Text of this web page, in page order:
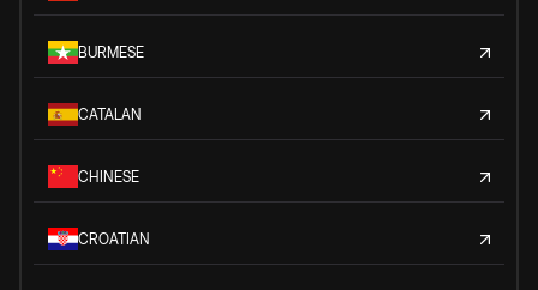
BURMESE
CATALAN
CHINESE
CROATIAN